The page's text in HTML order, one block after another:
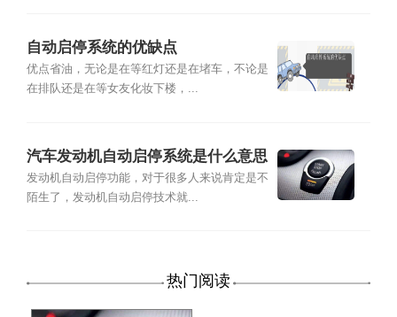
自动启停系统的优缺点
优点省油，无论是在等红灯还是在堵车，不论是
在排队还是在等女友化妆下楼，...
汽车发动机自动启停系统是什么意思
发动机自动启停功能，对于很多人来说肯定是不
陌生了，发动机自动启停技术就...
热门阅读